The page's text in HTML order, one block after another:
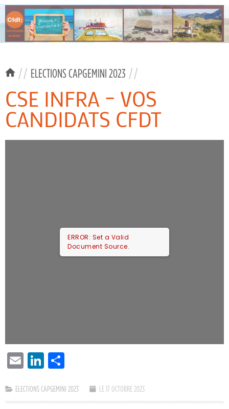
// ELECTIONS CAPGEMINI 2023 //
CSE INFRA – VOS
CANDIDATS CFDT
ERROR: Set a Valid
Document Source.
EMAIL LINKEDIN
ELECTIONS CAPGEMINI 2023 LE 17 OCTOBRE 2023